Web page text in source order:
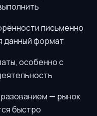
письменно
данный формат
особенно с
— рынок
быстро